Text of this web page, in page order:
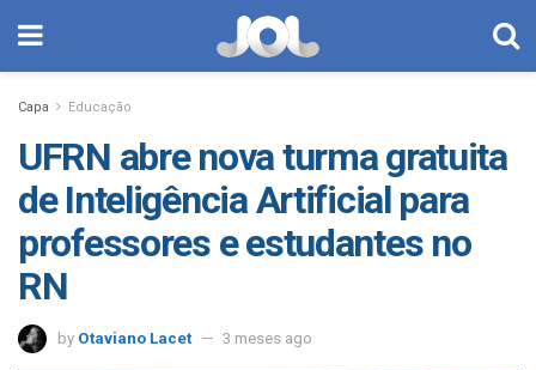
Capa Educação
UFRN abre nova turma gratuita
de Inteligência Artificial para
professores e estudantes no
RN
by Otaviano Lacet 3 meses ago